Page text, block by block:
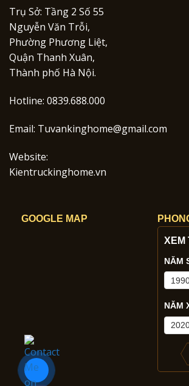
Trụ Sở: Tầng 2 Số 55
Nguyễn Văn Trỗi,
Phường Phương Liệt,
Quận Thanh Xuân,
Thành phố Hà Nội.
Hotline: 0839.688.000
Email: Tuvankinghome@gmail.com
Website:
Kientruckinghome.vn
GOOGLE MAP
XEM
NĂM
NĂM